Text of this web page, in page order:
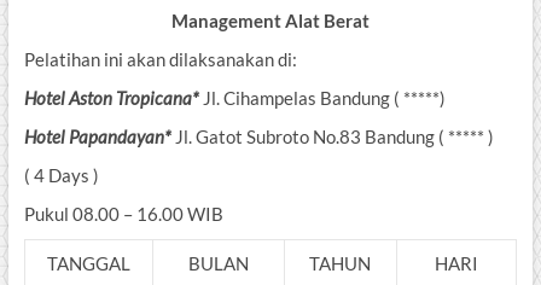
Management Alat Berat
Pelatihan ini akan dilaksanakan di:
Hotel Aston Tropicana*Jl. Cihampelas Bandung ( *****)
Hotel Papandayan*Jl. Gatot Subroto No.83 Bandung ( ***** )
( 4 Days )
Pukul 08.00 – 16.00 WIB
TANGGAL BULAN TAHUN HARI